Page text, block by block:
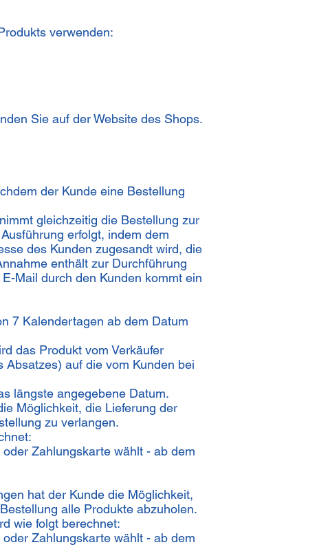
verwenden:
Sie auf der Website des Shops.
der Kunde eine Bestellung
gleichzeitig die Bestellung zur
erfolgt, indem dem
des Kunden zugesandt wird, die
enthält zur Durchführung
Mail durch den Kunden kommt ein
7 Kalendertagen ab dem Datum
das Produkt vom Verkäufer
auf die vom Kunden bei
längste angegebene Datum.
Möglichkeit, die Lieferung der
zu verlangen.
Zahlungskarte wählt - ab dem
hat der Kunde die Möglichkeit,
alle Produkte abzuholen.
wie folgt berechnet:
Zahlungskarte wählt - ab dem